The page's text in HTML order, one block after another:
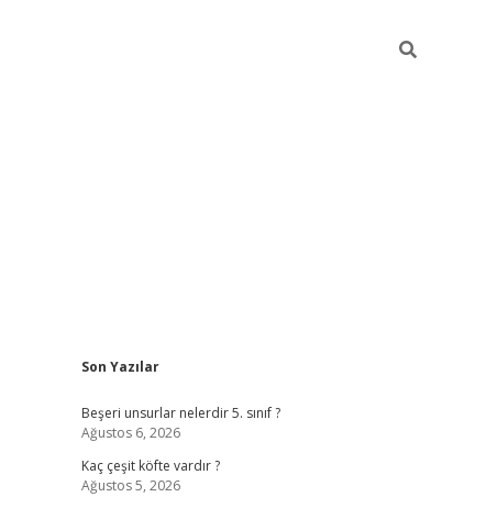
Sidebar
Son Yazılar
Beşeri unsurlar nelerdir 5. sınıf ?
Ağustos 6, 2026
Kaç çeşit köfte vardır ?
Ağustos 5, 2026